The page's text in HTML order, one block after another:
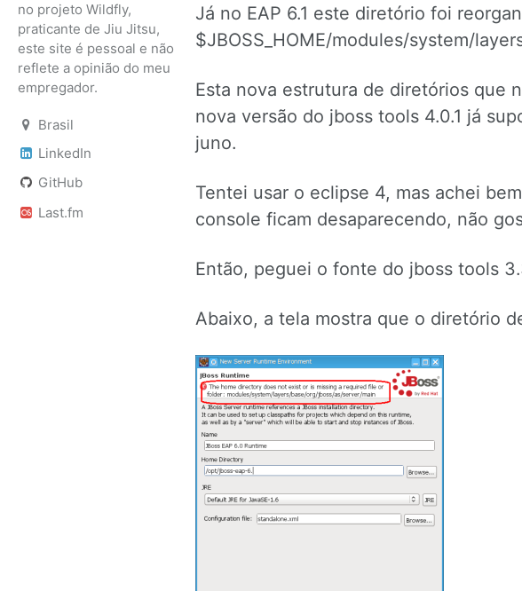
no projeto Wildfly,
praticante de Jiu Jitsu,
este site é pessoal e não
reflete a opinião do meu
empregador.
Brasil
LinkedIn
GitHub
Last.fm
Já no EAP 6.1 este diretório foi
$JBOSS_HOME/modules/system/
Esta nova estrutura de diretórios que
nova versão do jboss tools 4.0.1 já
juno.
Tentei usar o eclipse 4, mas achei
console ficam desaparecendo, não
Então, peguei o fonte do jboss tools
Abaixo, a tela mostra que o diretório